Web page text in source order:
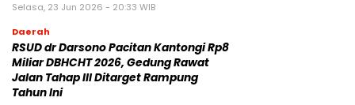
Selasa, 23 Jun 2026 - 20:33 WIB
Daerah
RSUD dr Darsono Pacitan Kantongi Rp8
Miliar DBHCHT 2026, Gedung Rawat
Jalan Tahap III Ditarget Rampung
Tahun Ini